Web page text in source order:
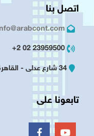
اتصل بنا
23959500 02 2+
34 شارع عدلى - القاهرة
تابعونا على